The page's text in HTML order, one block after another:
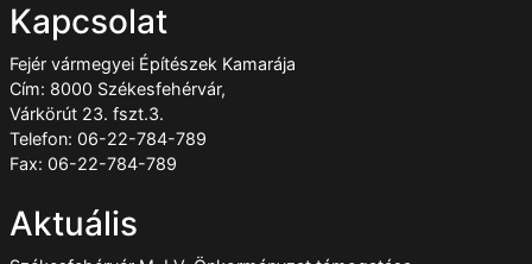
Kapcsolat
Fejér vármegyei Építészek Kamarája
Cím: 8000 Székesfehérvár,
Várkörút 23. fszt.3.
Telefon: 06-22-784-789
Fax: 06-22-784-789
Aktuális